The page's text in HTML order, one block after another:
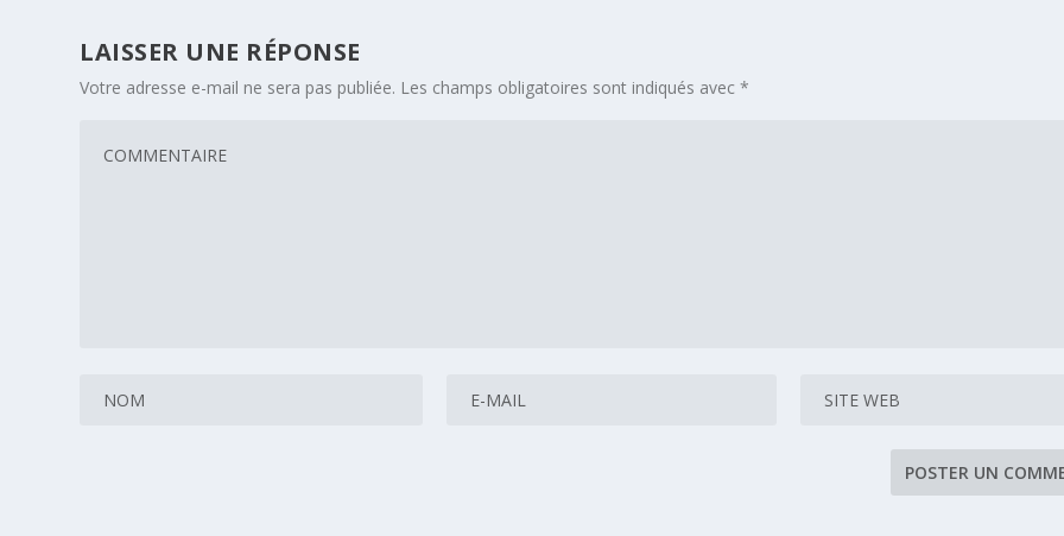
LAISSER UNE RÉPONSE
Votre adresse e-mail ne sera pas publiée. Les champs obligatoires sont indiqués avec*